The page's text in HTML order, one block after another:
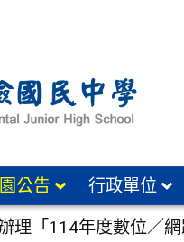
公告 行政單位
理「114年度數位／